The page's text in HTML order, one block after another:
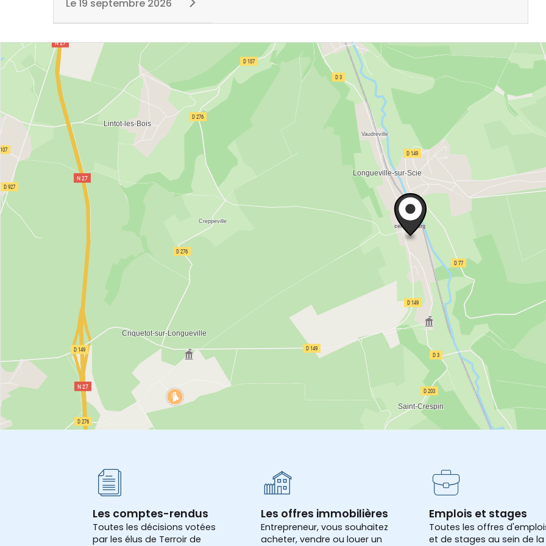
Le19 septembre 2026
Les comptes-rendus
Toutes les décisions votées
par les élus de Terroir de
Les offres immobilières
Entrepreneur, vous souhaitez
acheter, vendre ou louer un
Emplois et stages
Toutes les offres
et de stages au sein de la